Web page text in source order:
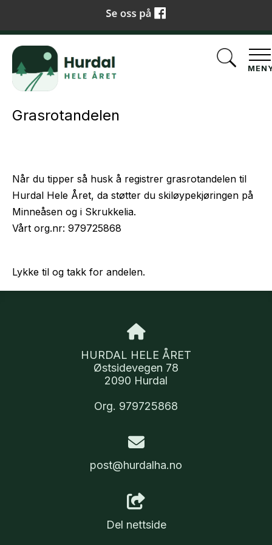
sjekk live løypekart på Skisporet.no
→
Grasrotandelen
Når du tipper så husk å registrer grasrotandelen til
Hurdal Hele Året, da støtter du skiløypekjøringen på
Minneåsen og i Skrukkelia.
Vårt org.nr: 979725868
Lykke til og takk for andelen.
HURDAL HELE ÅRET
Østsidevegen 78
2090 Hurdal
Org. 979725868
post@hurdalha.no
Del nettside